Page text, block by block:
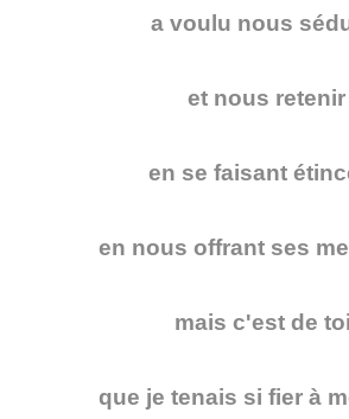
a voulu nous
et nous retenir
en se faisant
en nous offrant ses
mais c'est de
que je tenais si fier à